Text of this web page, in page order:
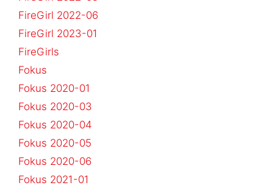
FireGirl 2022-06
FireGirl 2023-01
FireGirls
Fokus
Fokus 2020-01
Fokus 2020-03
Fokus 2020-04
Fokus 2020-05
Fokus 2020-06
Fokus 2021-01